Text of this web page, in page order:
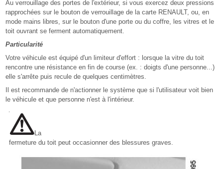
Au verrouillage des portes de l'extérieur, si vous exercez deux pressions
rapprochées sur le bouton de verrouillage de la carte RENAULT, ou, en
mode mains libres, sur le bouton d'une porte ou du coffre, les vitres et le
toit ouvrant se ferment automatiquement.
Particularité
Votre véhicule est équipé d'un limiteur d'effort : lorsque la vitre du toit
rencontre une résistance en fin de course (ex. : doigts d'une personne...)
elle s'arrête puis recule de quelques centimètres.
Il est recommande de n'actionner le système que si l'utilisateur voit bien
le véhicule et que personne n'est à l'intérieur.
La
fermeture du toit peut occasionner des blessures graves.